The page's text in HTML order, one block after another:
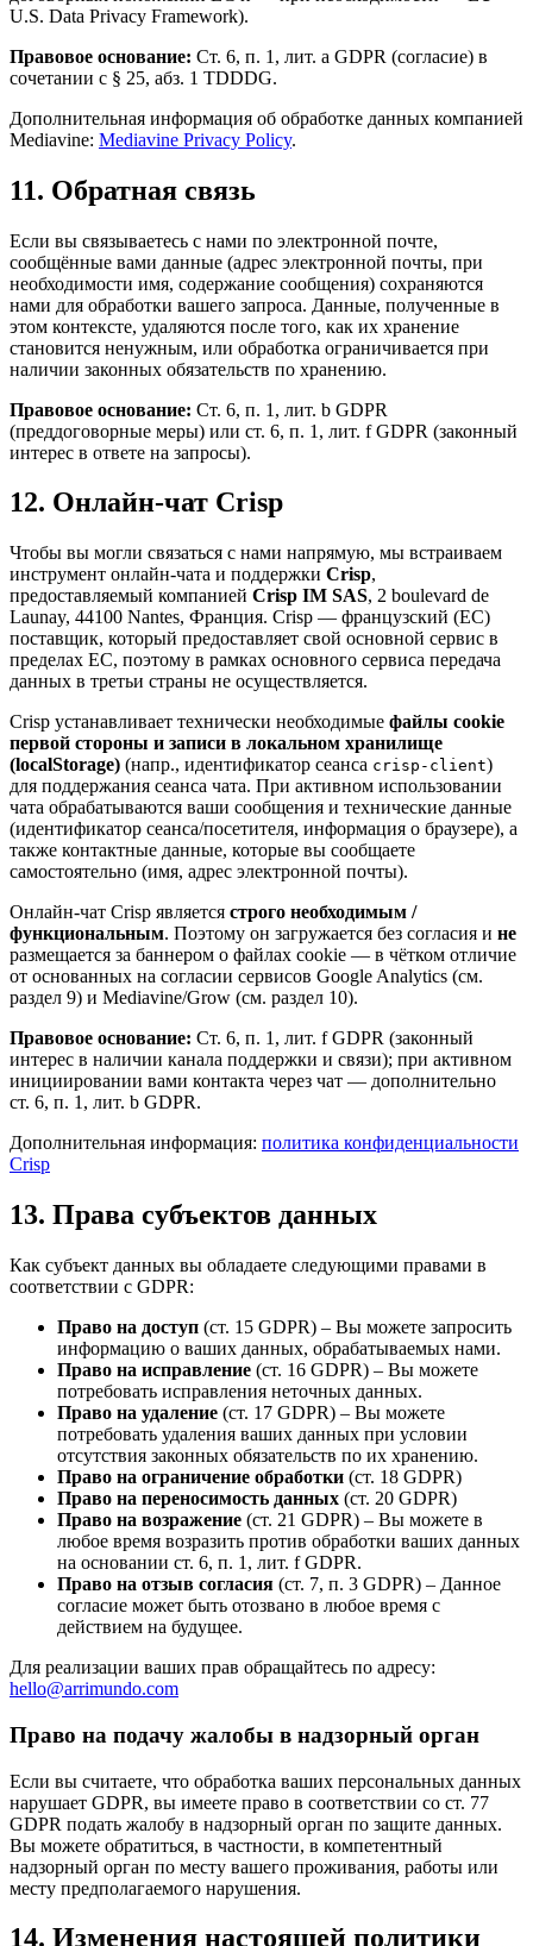
U.S. Data Privacy Framework).
Правовое основание: Ст. 6, п. 1, лит. a GDPR (согласие) в
сочетании с § 25, абз. 1 TDDDG.
Дополнительная информация об обработке данных компанией
Mediavine: Mediavine Privacy Policy.
11. Обратная связь
Если вы связываетесь с нами по электронной почте,
сообщённые вами данные (адрес электронной почты, при
необходимости имя, содержание сообщения) сохраняются
нами для обработки вашего запроса. Данные, полученные в
этом контексте, удаляются после того, как их хранение
становится ненужным, или обработка ограничивается при
наличии законных обязательств по хранению.
Правовое основание: Ст. 6, п. 1, лит. b GDPR
(преддоговорные меры) или ст. 6, п. 1, лит. f GDPR (законный
интерес в ответе на запросы).
12. Онлайн-чат Crisp
Чтобы вы могли связаться с нами напрямую, мы встраиваем
инструмент онлайн-чата и поддержки Crisp,
предоставляемый компанией Crisp IM SAS, 2 boulevard de
Launay, 44100 Nantes, Франция. Crisp — французский (ЕС)
поставщик, который предоставляет свой основной сервис в
пределах ЕС, поэтому в рамках основного сервиса передача
данных в третьи страны не осуществляется.
Crisp устанавливает технически необходимые файлы cookie
первой стороны и записи в локальном хранилище
(localStorage) (напр., идентификатор сеанса crisp-client)
для поддержания сеанса чата. При активном использовании
чата обрабатываются ваши сообщения и технические данные
(идентификатор сеанса/посетителя, информация о браузере), а
также контактные данные, которые вы сообщаете
самостоятельно (имя, адрес электронной почты).
Онлайн-чат Crisp является строго необходимым /
функциональным. Поэтому он загружается без согласия и не
размещается за баннером о файлах cookie — в чётком отличие
от основанных на согласии сервисов Google Analytics (см.
раздел 9) и Mediavine/Grow (см. раздел 10).
Правовое основание: Ст. 6, п. 1, лит. f GDPR (законный
интерес в наличии канала поддержки и связи); при активном
инициировании вами контакта через чат — дополнительно
ст. 6, п. 1, лит. b GDPR.
Дополнительная информация: политика конфиденциальности
Crisp
13. Права субъектов данных
Как субъект данных вы обладаете следующими правами в
соответствии с GDPR:
Право на доступ (ст. 15 GDPR) – Вы можете запросить
информацию о ваших данных, обрабатываемых нами.
Право на исправление (ст. 16 GDPR) – Вы можете
потребовать исправления неточных данных.
Право на удаление (ст. 17 GDPR) – Вы можете
потребовать удаления ваших данных при условии
отсутствия законных обязательств по их хранению.
Право на ограничение обработки (ст. 18 GDPR)
Право на переносимость данных (ст. 20 GDPR)
Право на возражение (ст. 21 GDPR) – Вы можете в
любое время возразить против обработки ваших данных
на основании ст. 6, п. 1, лит. f GDPR.
Право на отзыв согласия (ст. 7, п. 3 GDPR) – Данное
согласие может быть отозвано в любое время с
действием на будущее.
Для реализации ваших прав обращайтесь по адресу:
hello@arrimundo.com
Право на подачу жалобы в надзорный орган
Если вы считаете, что обработка ваших персональных данных
нарушает GDPR, вы имеете право в соответствии со ст. 77
GDPR подать жалобу в надзорный орган по защите данных.
Вы можете обратиться, в частности, в компетентный
надзорный орган по месту вашего проживания, работы или
месту предполагаемого нарушения.
14. Изменения настоящей политики